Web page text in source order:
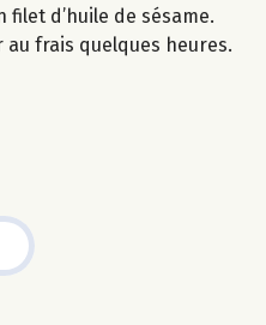
d’huile de sésame.
frais quelques heures.